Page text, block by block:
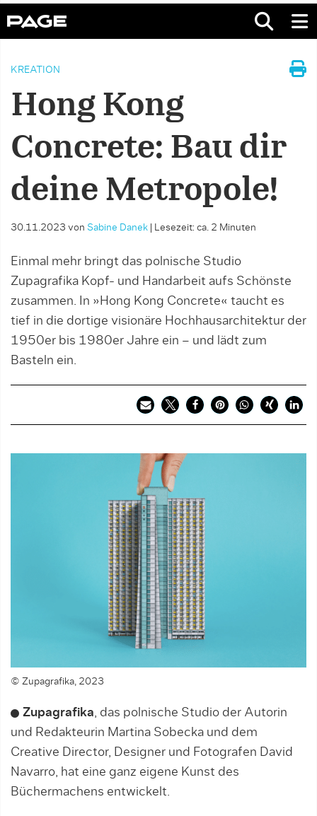
KREATION
Hong Kong
Concrete: Bau dir
deine Metropole!
30.11.2023 von Sabine Danek Lesezeit: ca. 2 Minuten
Einmal mehr bringt das polnische Studio
Zupagrafika Kopf- und Handarbeit aufs Schönste
zusammen. In »Hong Kong Concrete« taucht es
tief in die dortige visionäre Hochhausarchitektur der
1950er bis 1980er Jahre ein – und lädt zum
Basteln ein.
© Zupagrafika, 2023
Zupagrafika, das polnische Studio der Autorin
und Redakteurin Martina Sobecka und dem
Creative Director, Designer und Fotografen David
Navarro, hat eine ganz eigene Kunst des
Büchermachens entwickelt.